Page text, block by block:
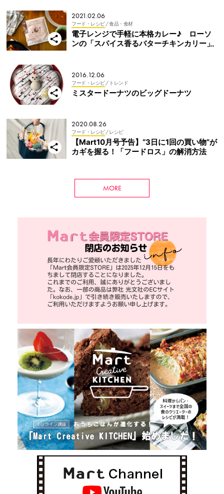
2021.02.06
フード・レシピ/ 食品・食材
電子レンジで手軽に本格カレー♪ ローソ
ンの「スパイス香るバターチキンカリー」
2016.12.06
フード・レシピ/ トレンド
ミスタードーナツのビッグドーナツ
2020.08.26
フード・レシピ/ レシピ
【Mart10月号予告】“3日に1回の買い物”が
カギを握る！「フードロス」の解消方法
MORE